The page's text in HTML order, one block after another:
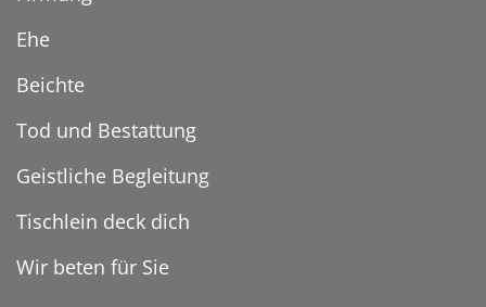
Ehe
Beichte
Tod und Bestattung
Geistliche Begleitung
Tischlein deck dich
Wir beten für Sie